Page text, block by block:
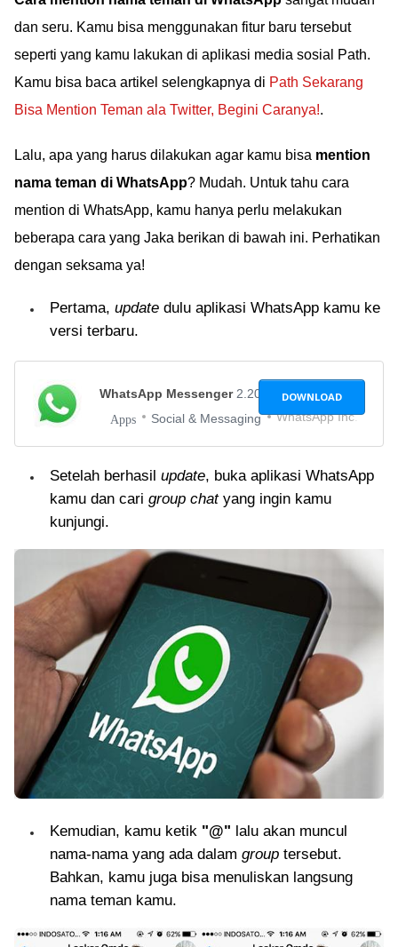
dan seru. Kamu bisa menggunakan fitur baru tersebut
seperti yang kamu lakukan di aplikasi media sosial Path.
Kamu bisa baca artikel selengkapnya di Path Sekarang
Bisa Mention Teman ala Twitter, Begini Caranya!.
Lalu, apa yang harus dilakukan agar kamu bisa mention
nama teman di WhatsApp? Mudah. Untuk tahu cara
mention di WhatsApp, kamu hanya perlu melakukan
beberapa cara yang Jaka berikan di bawah ini. Perhatikan
dengan seksama ya!
Pertama, update dulu aplikasi WhatsApp kamu ke
versi terbaru.
WhatsApp Messenger 2.20.64
Apps Social & Messaging WhatsApp Inc.
DOWNLOAD
Setelah berhasil update, buka aplikasi WhatsApp
kamu dan cari group chatyang ingin kamu
kunjungi.
Kemudian, kamu ketik "@" lalu akan muncul
nama-nama yang ada dalam group tersebut.
Bahkan, kamu juga bisa menuliskan langsung
nama teman kamu.